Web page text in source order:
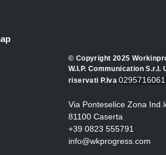
© Copyright 2025
W.I.P. Communication
riservati P.Iva
Via Ponteselice Zona
81100 Caserta
+39 0823 555791
info@wkprogress.com